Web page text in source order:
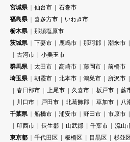
宮城県
仙台市
石巻市
福島県
喜多方市
いわき市
栃木県
那須塩原市
茨城県
下妻市 鹿嶋市 那珂郡 潮来市
古河市
小美玉市
群馬県
太田市 高崎市 藤岡市
前橋市
埼玉県
朝霞市 北本市 鴻巣市 所沢市
春日部市
上尾市 久喜市 坂戸市 蕨
川口市
戸田市 北葛飾郡 草加市
八
千葉県
船橋市 浦安市 野田市 市原市
印西市
長生郡 山武郡 千葉市 流山
東京都
千代田区 板橋区 目黒区 杉並